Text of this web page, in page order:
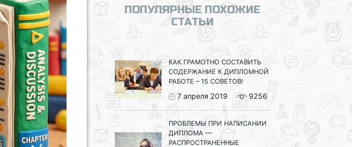
ПОПУЛЯРНЫЕ ПОХОЖИЕ
СТАТЬИ
КАК ГРАМОТНО СОСТАВИТЬ
СОДЕРЖАНИЕ К ДИПЛОМНОЙ
РАБОТЕ – 15 СОВЕТОВ!
7 апреля 2019 9256
ПРОБЛЕМЫ ПРИ НАПИСАНИИ
ДИПЛОМА —
РАСПРОСТРАНЕННЫЕ